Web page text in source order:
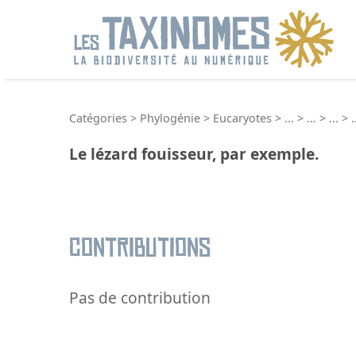
Catégories > Phylogénie > Eucaryotes > ... > ... > ... >
Le lézard fouisseur, par exemple.
Contributions
Pas de contribution